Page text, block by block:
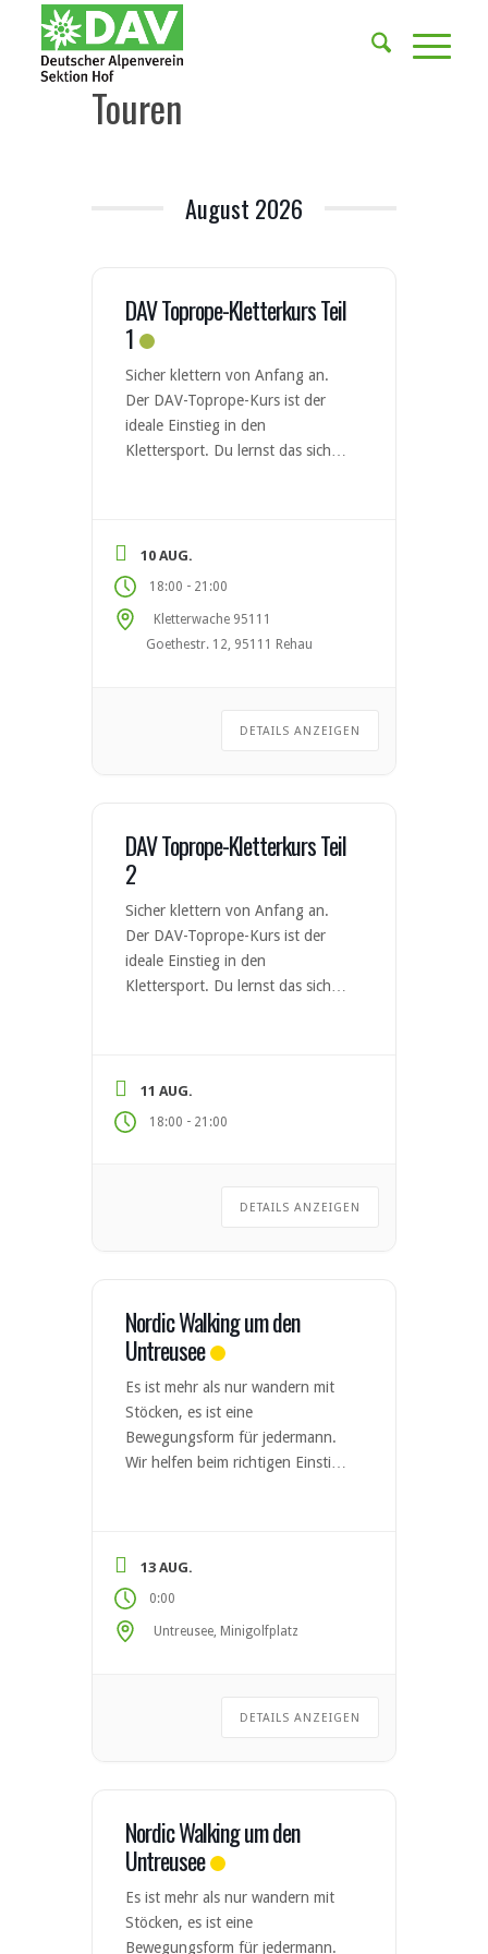
Touren
August 2026
DAV Toprope-Kletterkurs Teil
1
Sicher klettern von Anfang an.
Der DAV-Toprope-Kurs ist der
ideale Einstieg in den
Klettersport. Du lernst das sichere
Nach erfolgreicher Teilnahme
kannst du den DAV-Kletterschein
Toprope erwerben. Kursinhalte
Material- und Sicherungskunde
Anseilen & Partnercheck Sicheres
10 AUG.
18:00 - 21:00
Kletterwache 95111
Goethestr. 12, 95111 Rehau
DETAILS ANZEIGEN
DAV Toprope-Kletterkurs Teil
2
Sicher klettern von Anfang an.
Der DAV-Toprope-Kurs ist der
ideale Einstieg in den
Klettersport. Du lernst das sichere
Nach erfolgreicher Teilnahme
kannst du den DAV-Kletterschein
Toprope erwerben. Kursinhalte
Sichern und Ablassen Grundlagen
11 AUG.
18:00 - 21:00
DETAILS ANZEIGEN
Nordic Walking um den
Untreusee
Es ist mehr als nur wandern mit
Stöcken, es ist eine
Bewegungsform für jedermann.
Wir helfen beim richtigen Einstieg
max. 10 Teilnehmer
Voraussetzungen: Nordic Walking
Stöcke und dem Wetter
angepasste Kleidung Kategorie:
Haltestelle „Lindenbühl“ (Linie 1
13 AUG.
0:00
Untreusee, Minigolfplatz
DETAILS ANZEIGEN
Nordic Walking um den
Untreusee
Es ist mehr als nur wandern mit
Stöcken, es ist eine
Bewegungsform für jedermann.